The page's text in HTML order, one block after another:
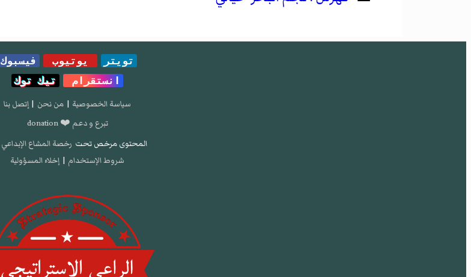
تويتر يوتيوب
فيسبوك
انستقرام
تيك توك
سياسة الخصوصية | من نحن | إتصل بنا
تبرع و دعم ❤️ donation
المحتوى مرخص تحت رخصة المشاع الإبداعي 3.0
شروط الإستخدام | إخلاء المسؤولية